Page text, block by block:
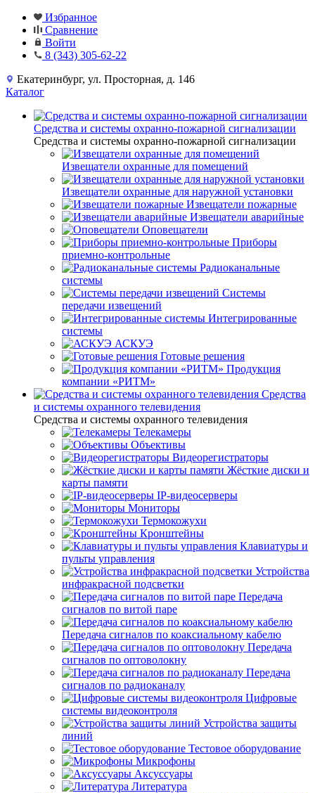
Избранное
Сравнение
Войти
8 (343) 305-62-22
Екатеринбург, ул. Просторная, д. 146
Каталог
Средства и системы охранно-пожарной сигнализации
Средства и системы охранно-пожарной сигнализации
Извещатели охранные для помещений
Извещатели охранные для наружной установки
Извещатели пожарные
Извещатели аварийные
Оповещатели
Приборы
приемно-контрольные
Радиоканальные
системы
Системы
передачи извещений
Интегрированные
системы
АСКУЭ
Готовые решения
Продукция
компании «РИТМ»
Средства
и системы охранного телевидения
Средства и системы охранного телевидения
Телекамеры
Объективы
Видеорегистраторы
Жёсткие диски и
карты памяти
IP-видеосерверы
Мониторы
Термокожухи
Кронштейны
Клавиатуры и
пульты управления
Устройства
инфракрасной подсветки
Передача
сигналов по витой паре
Передача сигналов по коаксиальному кабелю
Передача
сигналов по оптоволокну
Передача
сигналов по радиоканалу
Цифровые
системы видеоконтроля
Устройства защиты
линий
Тестовое оборудование
Микрофоны
Аксуссуары
Литература